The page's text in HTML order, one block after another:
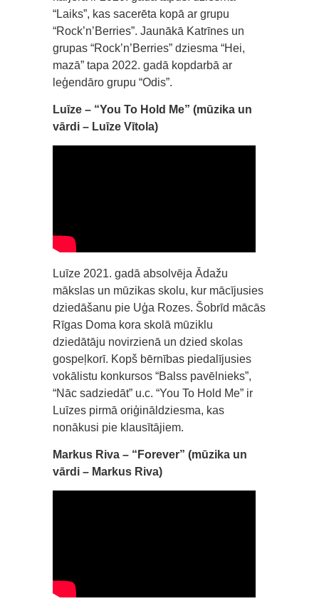
“Laiks”, kas sacerēta kopā ar grupu
“Rock’n’Berries”. Jaunākā Katrīnes un
grupas “Rock’n’Berries” dziesma “Hei,
mazā” tapa 2022. gadā kopdarbā ar
leģendāro grupu “Odis”.
Luīze – “You To Hold Me” (mūzika un
vārdi – Luīze Vītola)
Luīze 2021. gadā absolvēja Ādažu
mākslas un mūzikas skolu, kur mācījusies
dziedāšanu pie Uģa Rozes. Šobrīd mācās
Rīgas Doma kora skolā mūziklu
dziedātāju novirzienā un dzied skolas
gospeļkorī. Kopš bērnības piedalījusies
vokālistu konkursos “Balss pavēlnieks”,
“Nāc sadziedāt” u.c. “You To Hold Me” ir
Luīzes pirmā oriģināldziesma, kas
nonākusi pie klausītājiem.
Markus Riva – “Forever” (mūzika un
vārdi – Markus Riva)